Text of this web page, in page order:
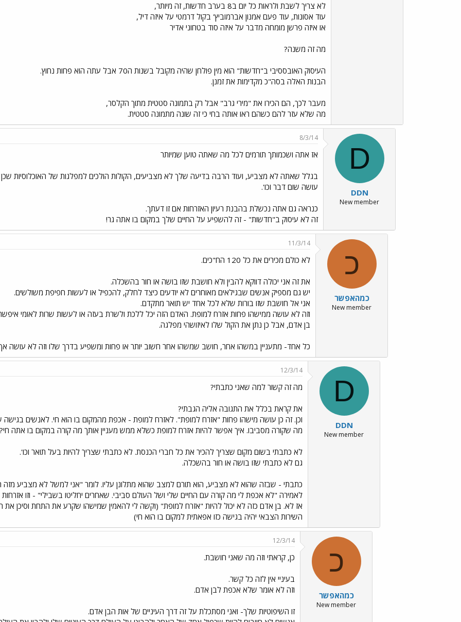
לא צריך לשבת ולראות כל יום ב8 בערב חדשות, זה מיותר,
עוד אסונות, עוד פעם אמנון אברמוביץ' בקול דרמטי על איזה דיל,
או איזה פרשן מומחה מדבר על איזה סוד בטחוני אדיר
מה זה משנה?
העיסוק האובססיבי ב"חדשות" הוא מין פולחן שהיה מקובל בשנות ה70 אבל עתה הוא פחות נחוץ.
הבנות האלה בסה"כ מקדימות את זמנן.
מעבר לכך, הם הכירו את "מירי גרב" אבל רק בתמונה סטטית מתוך הקלסר,
מה שלא עזר להם כשהם ראו אותה בחי כי זה שונה מתמונה סטטית.
D
DDN
New member
8/3/14
אז אתה ושכמותך תורמים לכל מה שאתה טוען שמיותר
בגלל שאתה לא מצביע, ועוד הרבה בדיעה שלך לא מצביעים, הקולות הולכים למפלגות של האוכלוסיות
עושה שום דבר וכו'.
כנראה גם אתה נכשלת בהבנת רעיון האזרחות אם זו דעתך.
זה לא עיסוק ב"חדשות" - זה להשפיע על החיים שלך במקום בו אתה גר!
כ
כמהאפשר
New member
11/3/14
לא כולם מכירים את כל 120 הח"כים.
את זה אני יכולה דווקא להבין ולא חושבת שזו בושה או חור בהשכלה.
יש גם מספיק אנשים שבגילאים מאוחרים לא יודעים כיצד לחלק, להכפיל או לעשות חפיפת משולשים.
אני אל חושבת שזו בורות שלא לכל אחד יש תואר מתקדם.
וזה לא עושה ממישהו פחות אזרח למופת. האדם הזה יכל ללכת ולשרת בעזה או לעשות שרות לאומי
בן אדם, אבל כן נתן את הקול שלו לאיזושהי מפלגה.
כל אחד- מתעניין במשהו אחר, חושב שמשהו אחר חשוב יותר או פחות ומשפיע בדרך שלו וזה לא עושה אף
D
DDN
New member
12/3/14
מה זה קשור למה שאני כתבתי?
את קראת בכלל את התגובה אליה הגבתי?
וכן. זה כן עושה מישהו פחות "אזרח למופת". לאזרח למופת - אכפת מהמקום בו הוא חי. לאנשים
מה שקורה מסביבו. איך אפשר להיות אזרח למופת כשלא ממש מעניין אותך מה קורה במקום בו אתה חי?
לא כתבתי בשום מקום שצריך להכיר את כל חברי הכנסת. לא כתבתי שצריך להיות בעל תואר וכו'.
גם לא כתבתי שזו בושה או חור בהשכלה.
כתבתי - שבזה שהוא לא מצביע, הוא תורם למצב שהוא מתלונן עליו. לומר "אני למשל לא מצביע מזה
לאמירה "לא אכפת לי מה קורה עם החיים שלי ושל העולם סביבי. שאחרים יחליטו בשבילי" - וזו אזרחות
אז לא. בן אדם כזה לא יכול להיות "אזרח למופת" (וקשה לי להאמין שמישהו שקרע את התחת וסיכן
השירות הצבאי יהיה בגישה כזו אפאתית למקום בו הוא חי)
כ
כמהאפשר
New member
12/3/14
כן, קראתי וזה מה שאני חושבת.
בעיניי אין לזה כל קשר.
וזה לא אומר שלא אכפת לבן אדם.
זו השיפוטיות שלך- ואני מסתכלת על זה דרך העיניים של אות הבן אדם.